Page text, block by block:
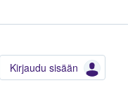
Kirjaudu sisään